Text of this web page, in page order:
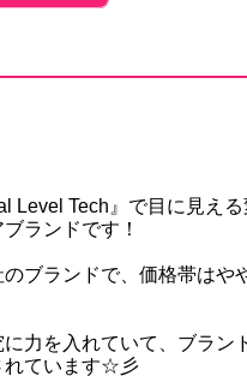
Level Tech』で目に見え
ランドです！
ブランドで、価格帯はや
力を入れていて、ブラン
れています☆彡